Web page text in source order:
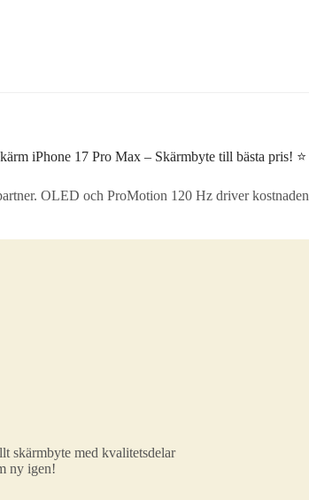
iPhone 17 Pro Max – Skärmbyte till bästa pris! ⭐
OLED och ProMotion 120 Hz driver
skärmbyte med kvalitetsdelar
ny igen!